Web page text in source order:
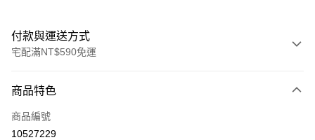
付款與運送方式
宅配滿NT$590免運
POYA支付
信用卡一次付款
商品特色
商品編號
10527229